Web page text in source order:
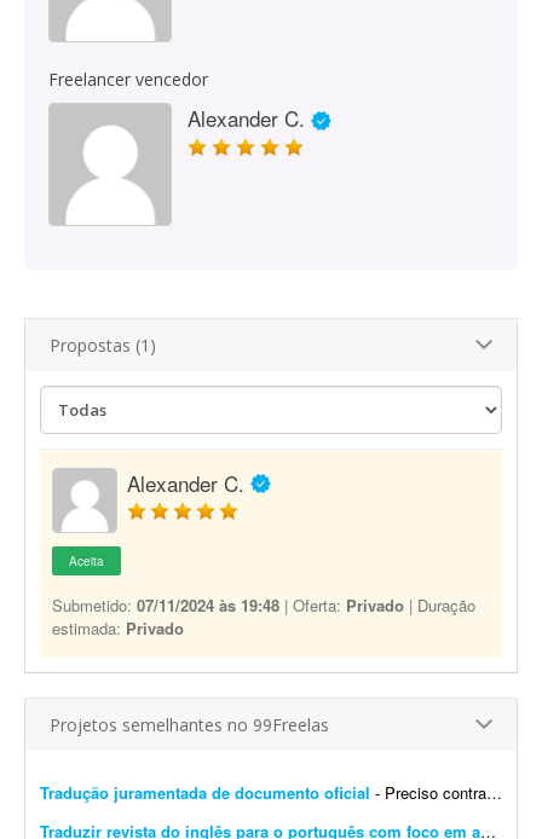
Freelancer vencedor
Alexander C.
Propostas (1)
Alexander C.
Aceita
Submetido: 07/11/2024 às 19:48 | Oferta: Privado | Duração
estimada: Privado
Projetos semelhantes no 99Freelas
Tradução juramentada de documento oficial - Preciso contratar um tradutor público juramentado para realizar a tradução oficial de um documento. O documento será utilizado para fins oficiais, portanto a tradu&cced...
Traduzir revista do inglês para o português com foco em aprendizagem